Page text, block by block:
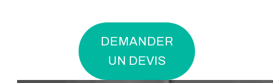
DEMANDER
UN DEVIS